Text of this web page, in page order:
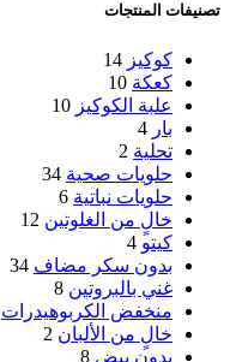
تصنيفات المنتجات
كوكيز 14
كعكة 10
علبة الكوكيز 10
بار 4
تحلية 2
حلويات صحية 34
حلويات نباتية 6
خالٍ من الغلوتين 12
كيتو 4
بدون سكر مضاف 34
غني بالبروتين 8
منخفض الكربوهيدرات
خالٍ من الألبان 2
بدون بيض 8